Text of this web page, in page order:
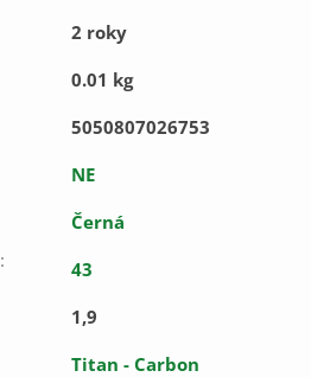
2 roky
0.01 kg
5050807026753
NE
Černá
:
43
1,9
Titan - Carbon